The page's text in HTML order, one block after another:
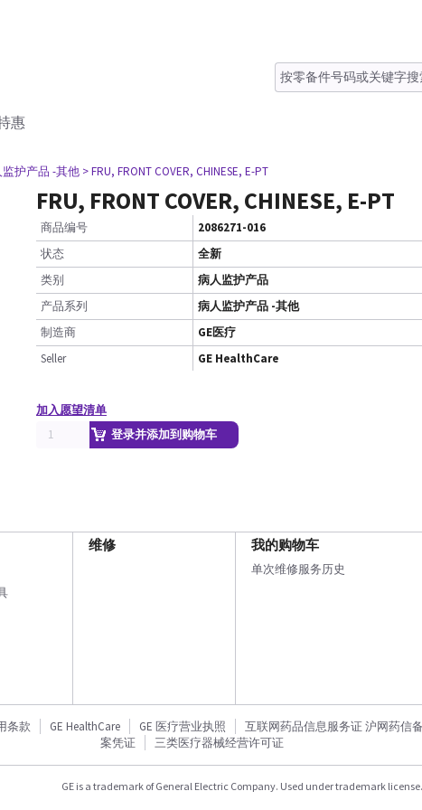
惠
监护产品 -其他 > FRU, FRONT COVER, CHINESE, E-PT
FRU, FRONT COVER, CHINESE, E-PT
商品编号
2086271-016
状态
全新
类别
病人监护产品
产品系列
病人监护产品 -其他
制造商
GE医疗
Seller
GE HealthCare
加入愿望清单
登录并添加到购物车
维修 我的购物车
单次维修服务历史
条款 GE HealthCare GE 医疗营业执照 互联网药品信息服务证 沪网药信
案凭证
三类医疗器械经营许可证
GE is a trademark of General Electric Company. Used under trademark license.